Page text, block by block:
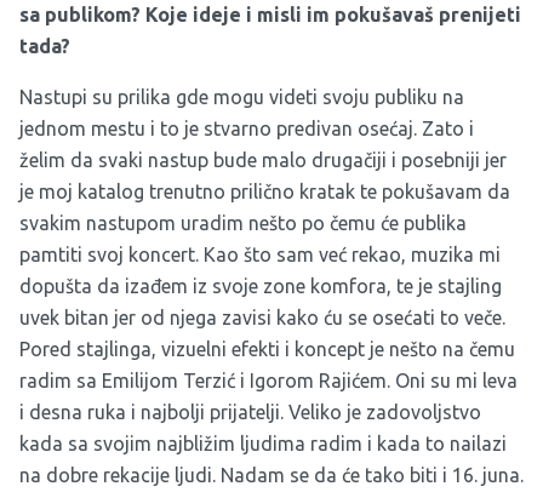
sa publikom? Koje ideje i misli im pokušavaš prenijeti
tada?
Nastupi su prilika gde mogu videti svoju publiku na
jednom mestu i to je stvarno predivan osećaj. Zato i
želim da svaki nastup bude malo drugačiji i posebniji jer
je moj katalog trenutno prilično kratak te pokušavam da
svakim nastupom uradim nešto po čemu će publika
pamtiti svoj koncert. Kao što sam već rekao, muzika mi
dopušta da izađem iz svoje zone komfora, te je stajling
uvek bitan jer od njega zavisi kako ću se osećati to veče.
Pored stajlinga, vizuelni efekti i koncept je nešto na čemu
radim sa Emilijom Terzić i Igorom Rajićem. Oni su mi leva
i desna ruka i najbolji prijatelji. Veliko je zadovoljstvo
kada sa svojim najbližim ljudima radim i kada to nailazi
na dobre rekacije ljudi. Nadam se da će tako biti i 16. juna.